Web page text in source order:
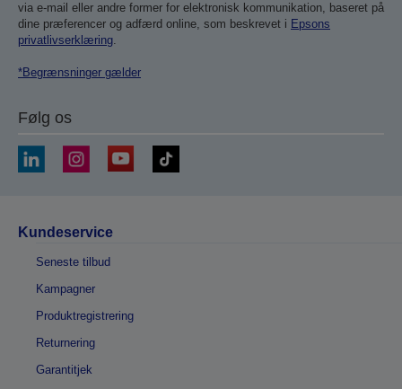
via e-mail eller andre former for elektronisk kommunikation, baseret på
dine præferencer og adfærd online, som beskrevet i Epsons
privatlivserklæring.
*Begrænsninger gælder
Følg os
Kundeservice
Seneste tilbud
Kampagner
Produktregistrering
Returnering
Garantitjek